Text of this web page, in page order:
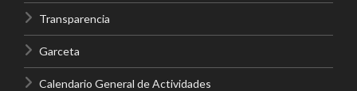
Transparencia
Garceta
Calendario General de Actividades